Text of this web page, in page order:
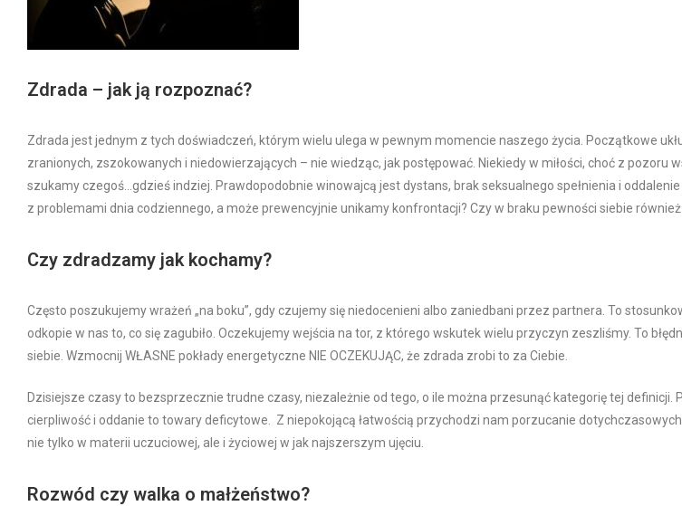
Zdrada – jak ją rozpoznać?
Zdrada jest jednym z tych doświadczeń, którym wielu ulega w pewnym momencie naszego życia. Początkowe
zranionych, zszokowanych i niedowierzających – nie wiedząc, jak postępować. Niekiedy w miłości, choć z pozoru
szukamy czegoś…gdzieś indziej. Prawdopodobnie winowajcą jest dystans, brak seksualnego spełnienia i
z problemami dnia codziennego, a może prewencyjnie unikamy konfrontacji? Czy w braku pewności siebie
Czy zdradzamy jak kochamy?
Często poszukujemy wrażeń „na boku”, gdy czujemy się niedocenieni albo zaniedbani przez partnera. To
odkopie w nas to, co się zagubiło. Oczekujemy wejścia na tor, z którego wskutek wielu przyczyn zeszliśmy. To
siebie. Wzmocnij WŁASNE pokłady energetyczne NIE OCZEKUJĄC, że zdrada zrobi to za Ciebie.
Dzisiejsze czasy to bezsprzecznie trudne czasy, niezależnie od tego, o ile można przesunąć kategorię tej definicji.
cierpliwość i oddanie to towary deficytowe. Z niepokojącą łatwością przychodzi nam porzucanie
nie tylko w materii uczuciowej, ale i życiowej w jak najszerszym ujęciu.
Rozwód czy walka o małżeństwo?